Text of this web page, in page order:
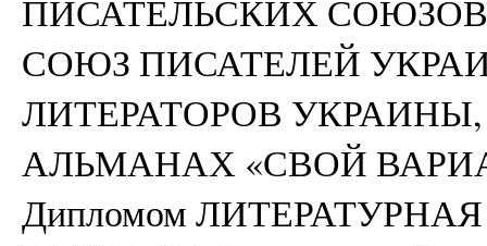
ПИСАТЕЛЬСКИХ
СОЮЗ ПИСАТЕЛЕЙ
ЛИТЕРАТОРОВ
АЛЬМАНАХ «СВОЙ
Дипломом